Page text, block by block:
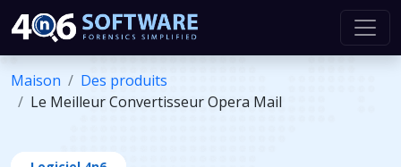
Maison
Des produits
Le Meilleur Convertisseur Opera Mail